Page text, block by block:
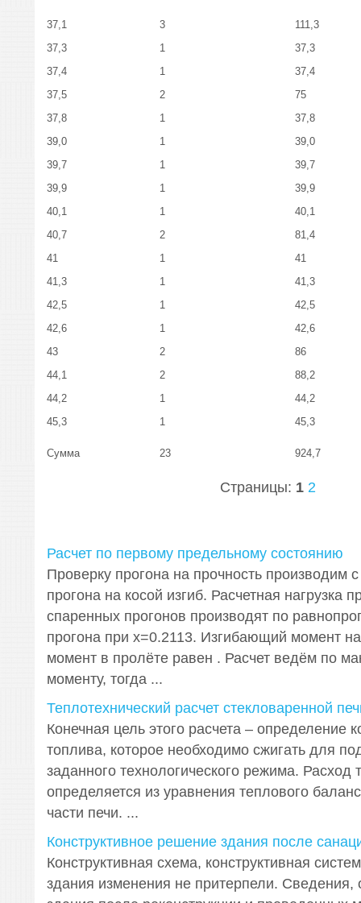
37,1
37,3
37,4
37,5
37,8
39,0
39,7
39,9
40,1
40,7
41
41,3
42,5
42,6
43
44,1
44,2
45,3
3
1
1
2
1
1
1
1
1
2
1
1
1
1
2
2
1
1
111,3
37,3
37,4
75
37,8
39,0
39,7
39,9
40,1
81,4
41
41,3
42,5
42,6
86
88,2
44,2
45,3
Сумма 23 924,7
Страницы: 1 2
Расчет по первому предельному состоянию
Проверку прогона на прочность производим
прогона на косой изгиб. Расчетная нагрузка
спаренных прогонов производят по
прогона при х=0.2113. Изгибающий момент
момент в пролёте равен . Расчет ведём по
моменту, тогда ...
Теплотехнический расчет стекловаренной
Конечная цель этого расчета – определение
топлива, которое необходимо сжигать для
заданного технологического режима. Расход
определяется из уравнения теплового
части печи. ...
Конструктивное решение здания после
Конструктивная схема, конструктивная
здания изменения не притерпели. Сведения,